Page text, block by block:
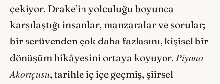
çekiyor. Drake’in yolculuğu boyunca
karşılaştığı insanlar, manzaralar ve sorular;
bir serüvenden çok daha fazlasını, kişisel bir
dönüşüm hikâyesini ortaya koyuyor. Piyano
Akortçusu, tarihle iç içe geçmiş, şiirsel